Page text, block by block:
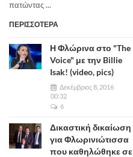
πατώντας ...
ΠΕΡΙΣΣΟΤΕΡΑ
Η Φλώρινα στο "The
Voice" με την Billie
Isak! (video, pics)
Δεκέμβριος 8, 2016
00:32
6
Δικαστική δικαίωση
για Φλωρινιώτισσα
που καθηλώθηκε σε